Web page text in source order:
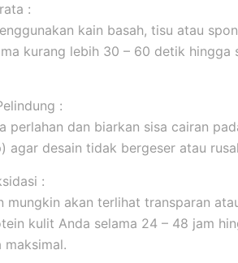
:
kain basah, tisu atau
kurang lebih 30 – 60 detik hingga
:
perlahan dan biarkan sisa cairan
agar desain tidak bergeser atau
:
mungkin akan terlihat transparan
kulit Anda selama 24 – 48 jam
maksimal.